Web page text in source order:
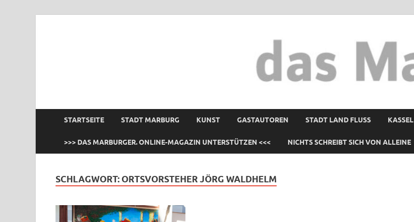
STARTSEITE STADT MARBURG KUNST GASTAUTOREN STADT LAND FLUSS KASSEL
>>> DAS MARBURGER. ONLINE-MAGAZIN UNTERSTÜTZEN <<< NICHTS SCHREIBT SICH VON ALLEINE
SCHLAGWORT: ORTSVORSTEHER JÖRG WALDHELM